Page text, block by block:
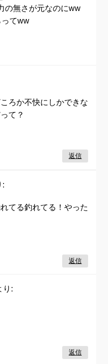
の無さが元なのにww
ってww
ろか不快にしかできな
て？
返信
:
てる釣れてる！やった
返信
り:
返信